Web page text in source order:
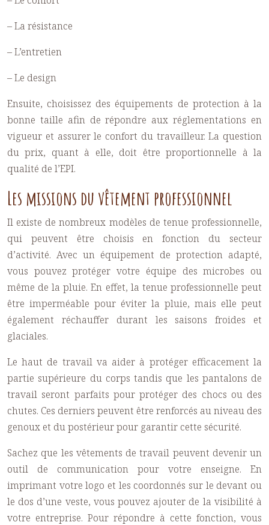
– La résistance
– L’entretien
– Le design
Ensuite, choisissez des équipements de protectionà la
bonne taille afin de répondre aux réglementations en
vigueur et assurer le confort du travailleur. La question
du prix, quant à elle, doit être proportionnelle à la
qualité de l’EPI.
Les missions du vêtement professionnel
Il existe de nombreux modèles de tenue professionnelle,
qui peuvent être choisis en fonction du secteur
d’activité. Avec un équipement de protection adapté,
vous pouvez protéger votre équipe des microbes ou
même de la pluie. En effet, la tenue professionnelle peut
être imperméable pour éviter la pluie, mais elle peut
également réchauffer durant les saisons froides et
glaciales.
Le haut de travail va aider à protéger efficacement la
partie supérieure du corps tandis que les pantalons de
travail seront parfaits pour protéger des chocs ou des
chutes. Ces derniers peuvent être renforcés au niveau des
genoux et du postérieur pour garantir cette sécurité.
Sachez que les vêtements de travail peuvent devenir un
outil de communication pour votre enseigne. En
imprimant votre logo et les coordonnés sur le devant ou
le dos d’une veste, vous pouvez ajouter de la visibilité à
votre entreprise. Pour répondre à cette fonction, vous